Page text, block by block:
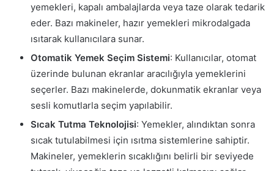
yemekleri, kapalı ambalajlarda veya taze olarak tedarik
eder. Bazı makineler, hazır yemekleri mikrodalgada
ısıtarak kullanıcılara sunar.
Otomatik Yemek Seçim Sistemi: Kullanıcılar, otomat
üzerinde bulunan ekranlar aracılığıyla yemeklerini
seçerler. Bazı makinelerde, dokunmatik ekranlar veya
sesli komutlarla seçim yapılabilir.
Sıcak Tutma Teknolojisi: Yemekler, alındıktan sonra
sıcak tutulabilmesi için ısıtma sistemlerine sahiptir.
Makineler, yemeklerin sıcaklığını belirli bir seviyede